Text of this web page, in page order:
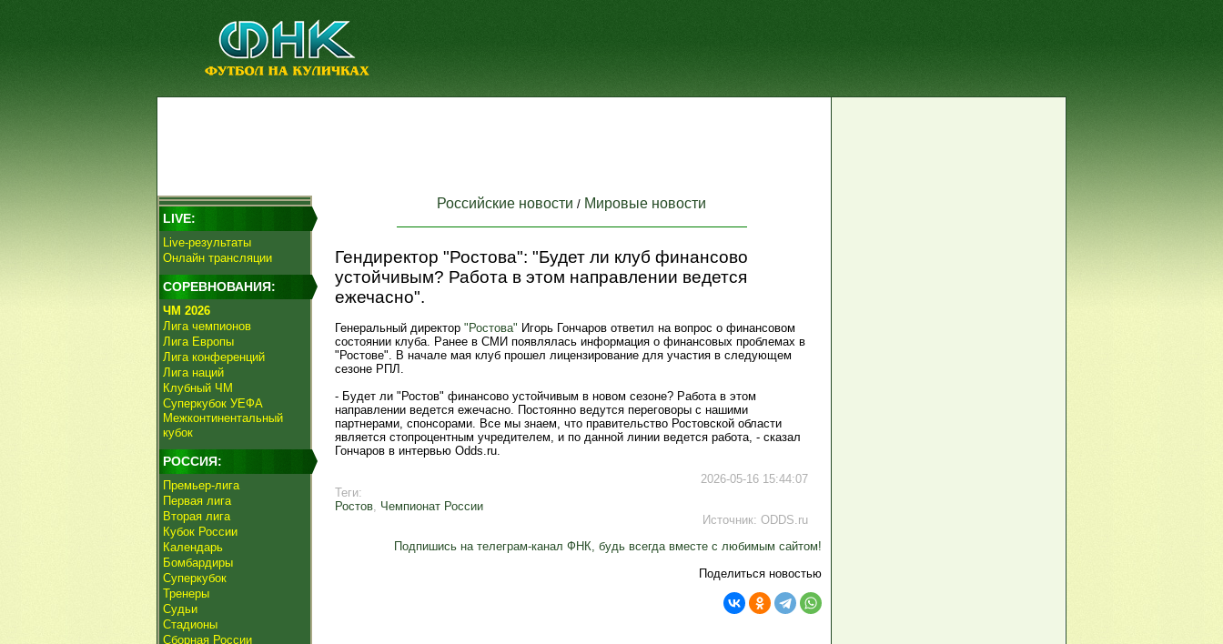
LIVE:
Live-результаты
Онлайн трансляции
СОРЕВНОВАНИЯ:
ЧМ 2026
Лига чемпионов
Лига Европы
Лига конференций
Лига наций
Клубный ЧМ
Суперкубок УЕФА
Межконтинентальный
кубок
РОССИЯ:
Премьер-лига
Первая лига
Вторая лига
Кубок России
Календарь
Бомбардиры
Суперкубок
Тренеры
Судьи
Стадионы
Сборная России
Российские новости / Мировые новости
Гендиректор "Ростова": "Будет ли клуб финансово
устойчивым? Работа в этом направлении ведется
ежечасно".
Генеральный директор "Ростова" Игорь Гончаров ответил на вопрос о финансовом
состоянии клуба. Ранее в СМИ появлялась информация о финансовых проблемах в
"Ростове". В начале мая клуб прошел лицензирование для участия в следующем
сезоне РПЛ.
- Будет ли "Ростов" финансово устойчивым в новом сезоне? Работа в этом
направлении ведется ежечасно. Постоянно ведутся переговоры с нашими
партнерами, спонсорами. Все мы знаем, что правительство Ростовской области
является стопроцентным учредителем, и по данной линии ведется работа, - сказал
Гончаров в интервью Odds.ru.
2026-05-16 15:44:07
Теги:
Ростов, Чемпионат России
Источник: ODDS.ru
Подпишись на телеграм-канал ФНК, будь всегда вместе с любимым сайтом!
Поделиться новостью